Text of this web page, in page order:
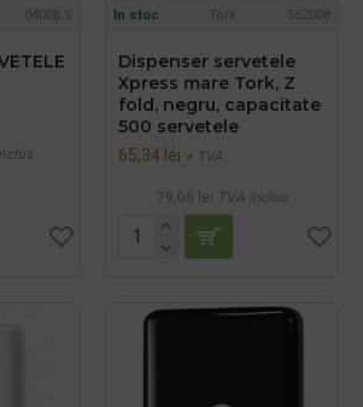
04006.S In stoc Tork 552008
Dispenser servetele
Xpress mare Tork, Z
fold, negru, capacitate
500 servetele
65,34 lei + TVA
79,06 lei TVA inclus